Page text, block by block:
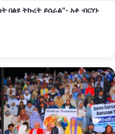
በልዩ ትኩረት ይሰራል"- አቶ ብርሃኑ